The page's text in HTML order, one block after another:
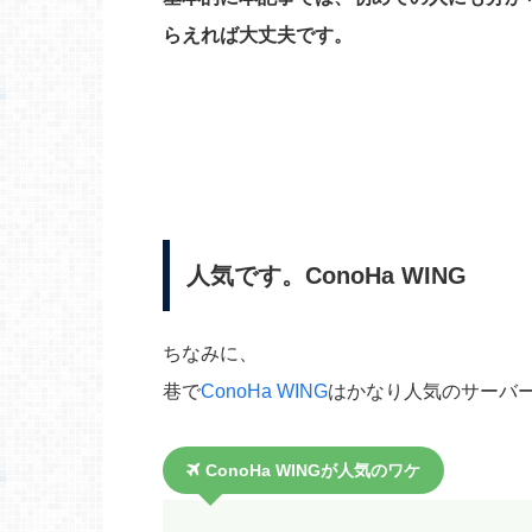
らえれば大丈夫です。
人気です。ConoHa WING
ちなみに、
巷でConoHa WINGはかなり人気のサーバ
ConoHa WINGが人気のワケ